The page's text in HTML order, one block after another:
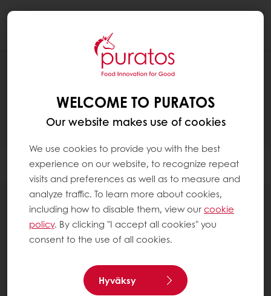
Filter
82items
WELCOME TO PURATOS
Our website makes use of cookies
We use cookies to provide you with the best
experience on our website, to recognize repeat
visits and preferences as well as to measure and
analyze traffic. To learn more about cookies,
including how to disable them, view ourcookie
policy. By clicking "I accept all cookies" you
consent to the use of all cookies.
Hyväksy